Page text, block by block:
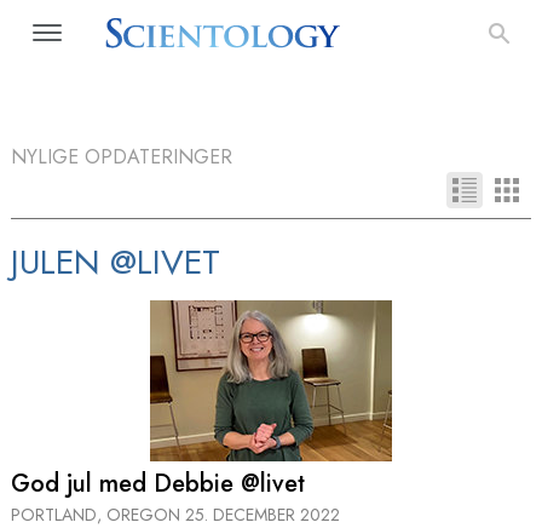
NYLIGE OPDATERINGER
JULEN @LIVET
God jul med Debbie @livet
PORTLAND, OREGON 25. DECEMBER 2022